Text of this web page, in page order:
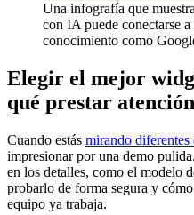
Una infografía que
con IA puede conectarse
conocimiento como
Elegir el mejor
qué prestar atención
Cuando estás mirando diferentes
impresionar por una demo
en los detalles, como el modelo
probarlo de forma segura y
equipo ya trabaja.